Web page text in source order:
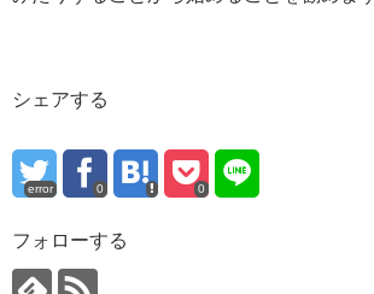
シェアする
error 0 0
フォローする